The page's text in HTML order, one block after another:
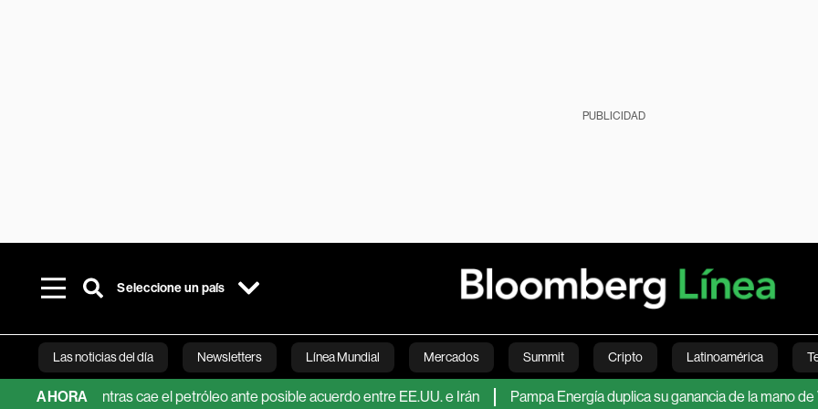
PUBLICIDAD
Seleccione un país
Las noticias del día Newsletters Línea Mundial Mercados Summit Cripto Latinoamérica
Bloomberg Green Economía Estilo de vida Mundo Videos
AHORA
IA mientras cae el petróleo ante posible acuerdo entre EE.UU. e Irán Pampa Energía duplica su ganancia de la mano de Vaca